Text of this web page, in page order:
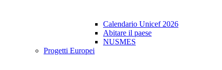
Calendario Unicef 2026
Abitare il paese
NUSMES
Progetti Europei